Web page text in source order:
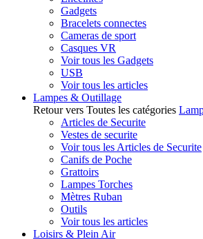
Gadgets
Bracelets connectes
Cameras de sport
Casques VR
Voir tous les Gadgets
USB
Voir tous les articles
Lampes & Outillage
Retour vers Toutes les catégories
Articles de Securite
Vestes de securite
Voir tous les Articles de Securite
Canifs de Poche
Grattoirs
Lampes Torches
Mètres Ruban
Outils
Voir tous les articles
Loisirs & Plein Air